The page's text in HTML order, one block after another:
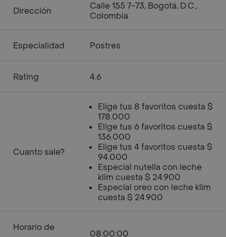
Dirección
Calle 155 7-73, Bogotá, D.C.,
Colombia
Especialidad Postres
Rating 4.6
Cuanto sale?
Elige tus 8 favoritos cuesta $
178.000
Elige tus 6 favoritos cuesta $
136.000
Elige tus 4 favoritos cuesta $
94.000
Especial nutella con leche
klim cuesta $ 24.900
Especial oreo con leche klim
cuesta $ 24.900
Horario de
08:00:00